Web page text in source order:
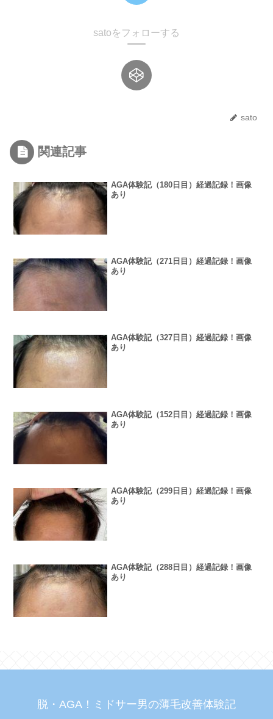
satoをフォローする
sato
関連記事
AGA体験記（180日目）経過記録！画像
あり
AGA体験記（271日目）経過記録！画像
あり
AGA体験記（327日目）経過記録！画像
あり
AGA体験記（152日目）経過記録！画像
あり
AGA体験記（299日目）経過記録！画像
あり
AGA体験記（288日目）経過記録！画像
あり
脱・AGA！ミドサー男の薄毛改善体験記